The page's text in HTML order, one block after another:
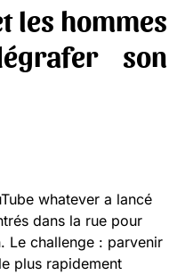
les hommes
son
whatever a lancé
dans la rue pour
Le challenge : parvenir
plus rapidement